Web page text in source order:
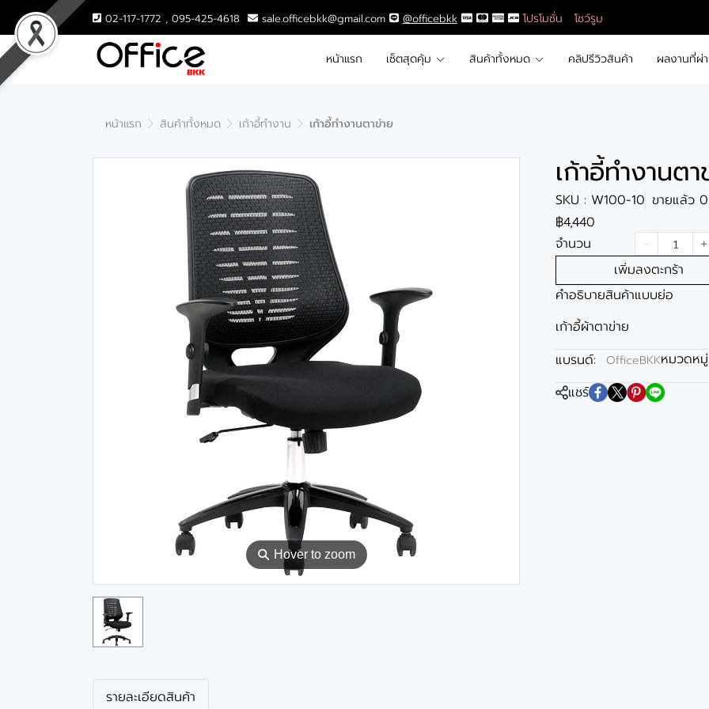
02-117-1772 , 095-425-4618 sale.officebkk@gmail.com @officebkk โปรโมชั่น โชว์รูม
หน้าแรก เซ็ตสุดคุ้ม สินค้าทั้งหมด คลิปรีวิวสินค้า ผลงานที่ผ่
หน้าแรก สินค้าทั้งหมด เก้าอี้ทำงาน เก้าอี้ทำงานตาข่าย
⚲ Hover to zoom
เก้าอี้ทำงานต
SKU : W100-10 ขายแล้ว
฿4,440
จำนวน
เพิ่มลงตะกร้า
คำอธิบายสินค้าแบบย่อ
เก้าอี้ผ้าตาข่าย
แบรนด์:
OfficeBKKหมวดหมู่:
แชร์
รายละเอียดสินค้า